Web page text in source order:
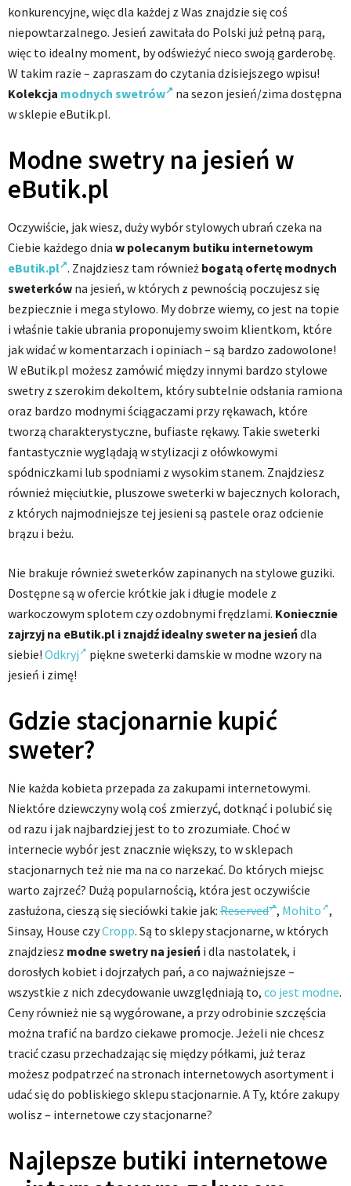
konkurencyjne, więc dla każdej z Was znajdzie się coś
niepowtarzalnego. Jesień zawitała do Polski już pełną parą,
więc to idealny moment, by odświeżyć nieco swoją garderobę.
W takim razie – zapraszam do czytania dzisiejszego wpisu!
Kolekcja modnych swetrów
na sezon jesień/zima dostępna
w sklepie eButik.pl.
Modne swetry na jesień w
eButik.pl
Oczywiście, jak wiesz, duży wybór stylowych ubrań czeka na
Ciebie każdego dnia w polecanym butiku internetowym
eButik.pl . Znajdziesz tam również bogatą ofertę modnych
sweterków na jesień, w których z pewnością poczujesz się
bezpiecznie i mega stylowo. My dobrze wiemy, co jest na topie
i właśnie takie ubrania proponujemy swoim klientkom, które
jak widać w komentarzach i opiniach – są bardzo zadowolone!
W eButik.pl możesz zamówić między innymi bardzo stylowe
swetry z szerokim dekoltem, który subtelnie odsłania ramiona
oraz bardzo modnymi ściągaczami przy rękawach, które
tworzą charakterystyczne, bufiaste rękawy. Takie sweterki
fantastycznie wyglądają w stylizacji z ołówkowymi
spódniczkami lub spodniami z wysokim stanem. Znajdziesz
również mięciutkie, pluszowe sweterki w bajecznych kolorach,
z których najmodniejsze tej jesieni są pastele oraz odcienie
brązu i beżu.
Nie brakuje również sweterków zapinanych na stylowe guziki.
Dostępne są w ofercie krótkie jak i długie modele z
warkoczowym splotem czy ozdobnymi frędzlami. Koniecznie
zajrzyj na eButik.pl i znajdź idealny sweter na jesieńdla
siebie! Odkryj
piękne sweterki damskie w modne wzory na
jesień i zimę!
Gdzie stacjonarnie kupić
sweter?
Nie każda kobieta przepada za zakupami internetowymi.
Niektóre dziewczyny wolą coś zmierzyć, dotknąć i polubić się
od razu i jak najbardziej jest to to zrozumiałe. Choć w
internecie wybór jest znacznie większy, to w sklepach
stacjonarnych też nie ma na co narzekać. Do których miejsc
warto zajrzeć? Dużą popularnością, która jest oczywiście
zasłużona, cieszą się sieciówki takie jak: Reserved , Mohito ,
Sinsay, House czyCropp. Są to sklepy stacjonarne, w których
znajdziesz modne swetry na jesień i dla nastolatek, i
dorosłych kobiet i dojrzałych pań, a co najważniejsze –
wszystkie z nich zdecydowanie uwzględniają to, co jest modne.
Ceny również nie są wygórowane, a przy odrobinie szczęścia
można trafić na bardzo ciekawe promocje. Jeżeli nie chcesz
tracić czasu przechadzając się między półkami, już teraz
możesz podpatrzeć na stronach internetowych asortyment i
udać się do pobliskiego sklepu stacjonarnie. A Ty, które zakupy
wolisz – internetowe czy stacjonarne?
Najlepsze butiki internetowe